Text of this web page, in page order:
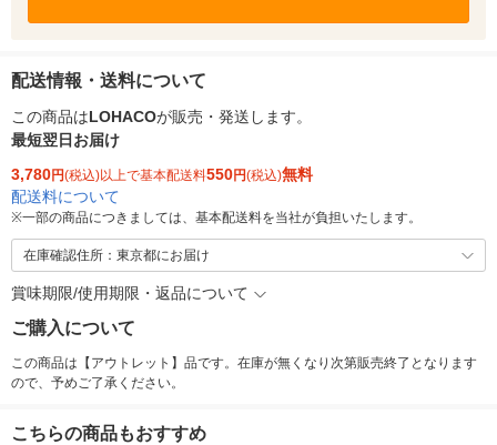
配送情報・送料について
この商品はLOHACOが販売・発送します。
最短翌日お届け
3,780円(税込)以上で基本配送料550円(税込)無料
配送料について
※一部の商品につきましては、基本配送料を当社が負担いたします。
在庫確認住所：東京都にお届け
賞味期限/使用期限・返品について
ご購入について
この商品は【アウトレット】品です。在庫が無くなり次第販売終了となります
ので、予めご了承ください。
こちらの商品もおすすめ